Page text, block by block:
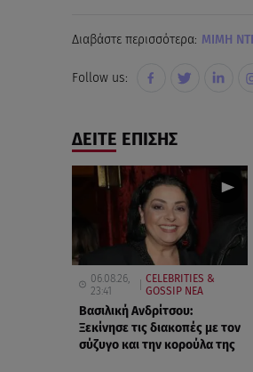
Διαβάστε περισσότερα: ΜΙΜΗ
Follow us:
ΔΕΙΤΕ ΕΠΙΣΗΣ
06.08.26,
23:41
CELEBRITIES &
GOSSIP ΝΕΑ
Βασιλική Ανδρίτσου:
Ξεκίνησε τις διακοπές με τον
σύζυγο και την κορούλα της